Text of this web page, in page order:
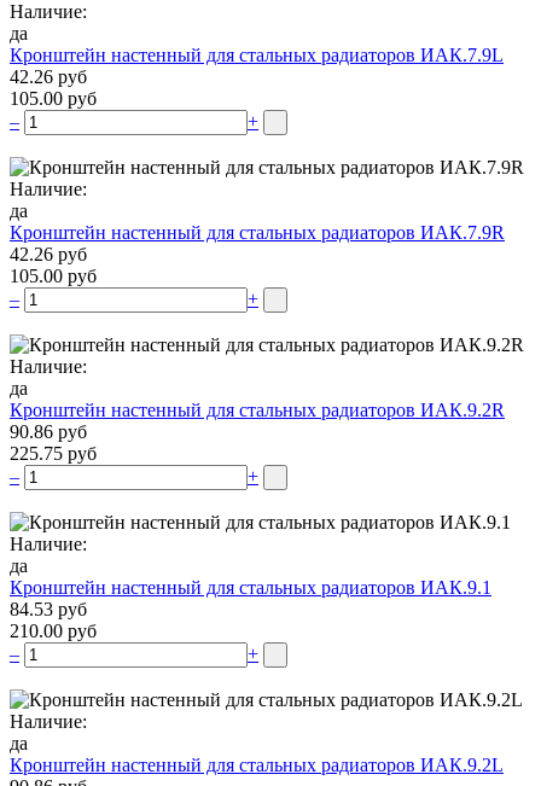
Наличие:
да
Кронштейн настенный для стальных радиаторов ИАК.7.9L
42.26 руб
105.00 руб
–
+
Наличие:
да
Кронштейн настенный для стальных радиаторов ИАК.7.9R
42.26 руб
105.00 руб
–
+
Наличие:
да
Кронштейн настенный для стальных радиаторов ИАК.9.2R
90.86 руб
225.75 руб
–
+
Наличие:
да
Кронштейн настенный для стальных радиаторов ИАК.9.1
84.53 руб
210.00 руб
–
+
Наличие:
да
Кронштейн настенный для стальных радиаторов ИАК.9.2L